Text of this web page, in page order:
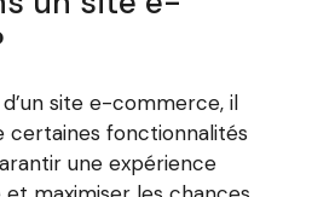
site e-commerce, il
certaines fonctionnalités
une expérience